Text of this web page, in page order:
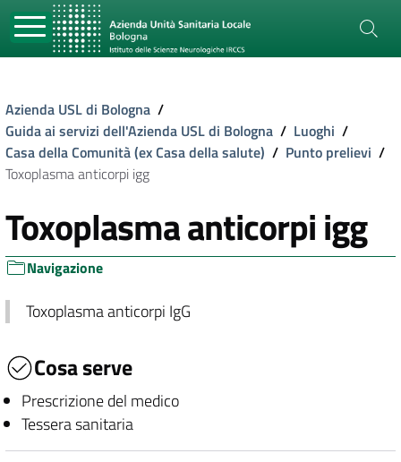
Azienda USL di Bologna /
Guida ai servizi dell'Azienda USL di Bologna / Luoghi /
Casa della Comunità (ex Casa della salute) / Punto prelievi /
Toxoplasma anticorpi igg
Toxoplasma anticorpi igg
Navigazione
Toxoplasma anticorpi IgG
Cosa serve
Prescrizione del medico
Tessera sanitaria